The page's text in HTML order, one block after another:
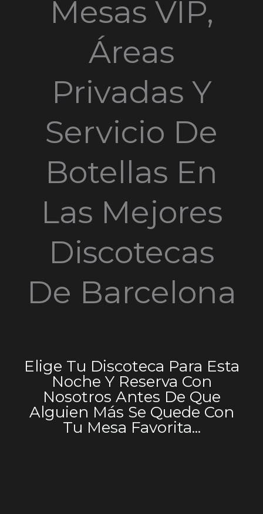
Mesas VIP,
Áreas
Privadas Y
Servicio De
Botellas En
Las Mejores
Discotecas
De Barcelona
Elige Tu Discoteca Para Esta
Noche Y Reserva Con
Nosotros Antes De Que
Alguien Más Se Quede Con
Tu Mesa Favorita...